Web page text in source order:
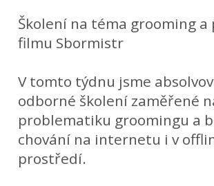
Školení na téma grooming a
filmu Sbormistr
V tomto týdnu jsme
odborné školení zaměřené
problematiku groomingu a
chování na internetu i v
prostředí.